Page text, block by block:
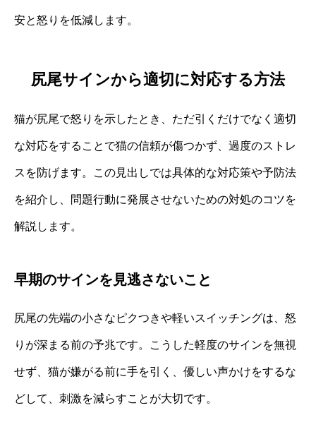
安と怒りを低減します。
尻尾サインから適切に対応する方法
猫が尻尾で怒りを示したとき、ただ引くだけでなく適切
な対応をすることで猫の信頼が傷つかず、過度のストレ
スを防げます。この見出しでは具体的な対応策や予防法
を紹介し、問題行動に発展させないための対処のコツを
解説します。
早期のサインを見逃さないこと
尻尾の先端の小さなピクつきや軽いスイッチングは、怒
りが深まる前の予兆です。こうした軽度のサインを無視
せず、猫が嫌がる前に手を引く、優しい声かけをするな
どして、刺激を減らすことが大切です。